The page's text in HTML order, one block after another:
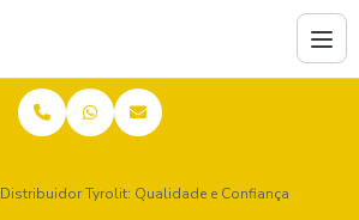
Distribuidor Tyrolit: Qualidade e Confiança